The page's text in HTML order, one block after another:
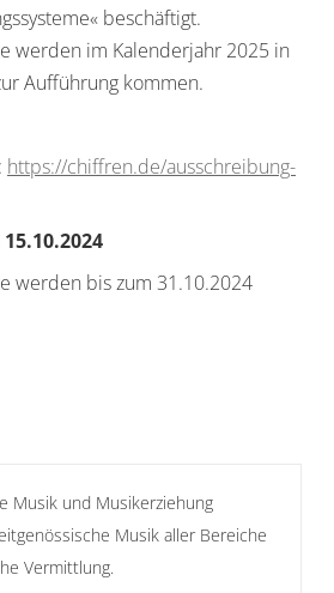
beschäftigt.
werden im Kalenderjahr 2025 in
Aufführung kommen.
https://chiffren.de/ausschreibung-
werden bis zum 31.10.2024
Musik und Musikerziehung
Musik aller Bereiche
Vermittlung.